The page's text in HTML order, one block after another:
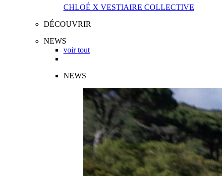
CHLOÉ X VESTIAIRE COLLECTIVE
DÉCOUVRIR
NEWS
voir tout
NEWS